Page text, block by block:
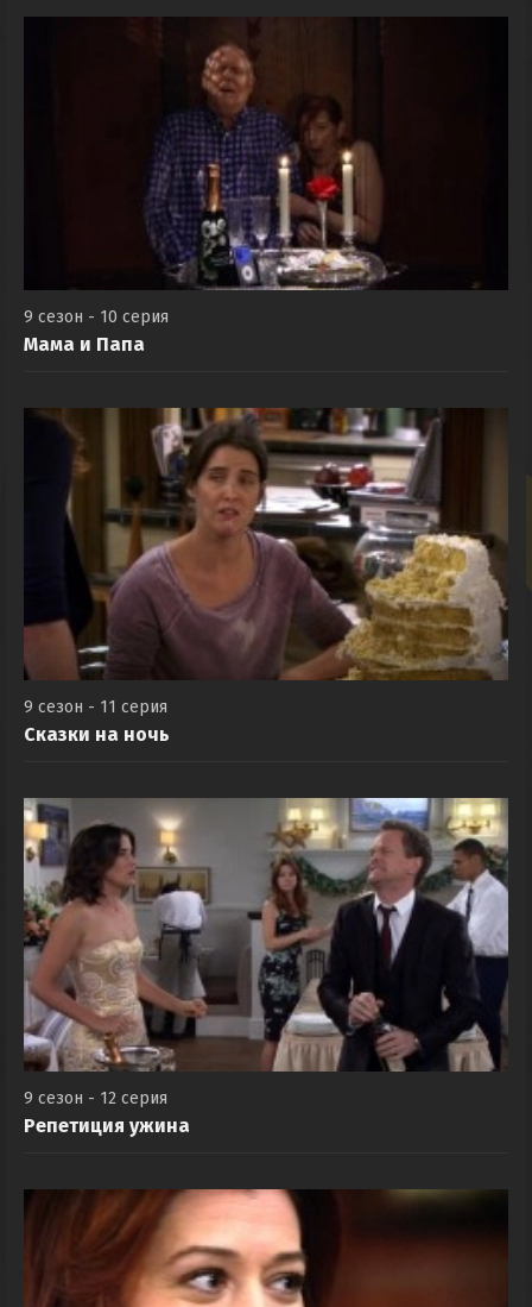
9 сезон - 10 серия
Мама и Папа
9 сезон - 11 серия
Сказки на ночь
9 сезон - 12 серия
Репетиция ужина